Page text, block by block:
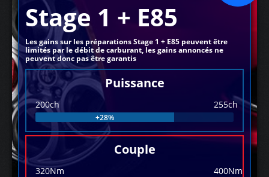
Stage 1 + E85
Les gains sur les préparations Stage 1 + E85 peuvent être
limités par le débit de carburant, les gains annoncés ne
peuvent donc pas être garantis
Puissance
200ch 255ch
+28%
Couple
320Nm 400Nm